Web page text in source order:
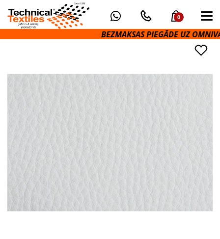
0
BEZMAKSAS PIEGĀDE UZ